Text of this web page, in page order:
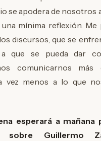
se apodera de nosotros
mínima reflexión. Me
discursos, que se
que se pueda dar
comunicarnos más
vez menos a lo que
esperará a mañana
sobre Guillermo